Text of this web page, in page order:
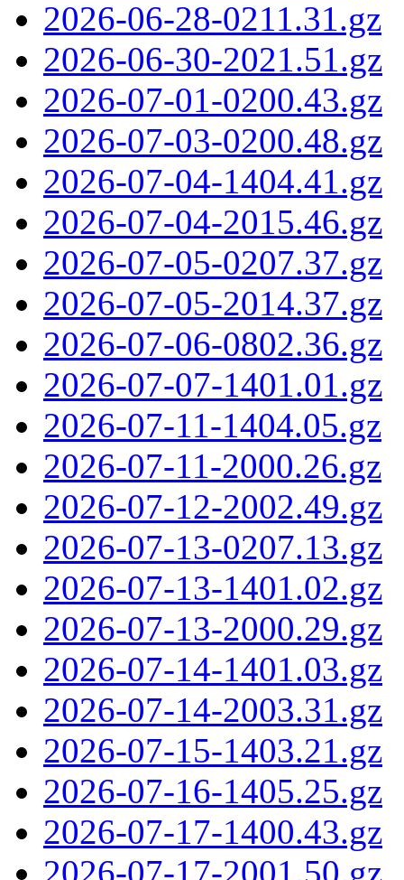
2026-06-28-0211.31.gz
2026-06-30-2021.51.gz
2026-07-01-0200.43.gz
2026-07-03-0200.48.gz
2026-07-04-1404.41.gz
2026-07-04-2015.46.gz
2026-07-05-0207.37.gz
2026-07-05-2014.37.gz
2026-07-06-0802.36.gz
2026-07-07-1401.01.gz
2026-07-11-1404.05.gz
2026-07-11-2000.26.gz
2026-07-12-2002.49.gz
2026-07-13-0207.13.gz
2026-07-13-1401.02.gz
2026-07-13-2000.29.gz
2026-07-14-1401.03.gz
2026-07-14-2003.31.gz
2026-07-15-1403.21.gz
2026-07-16-1405.25.gz
2026-07-17-1400.43.gz